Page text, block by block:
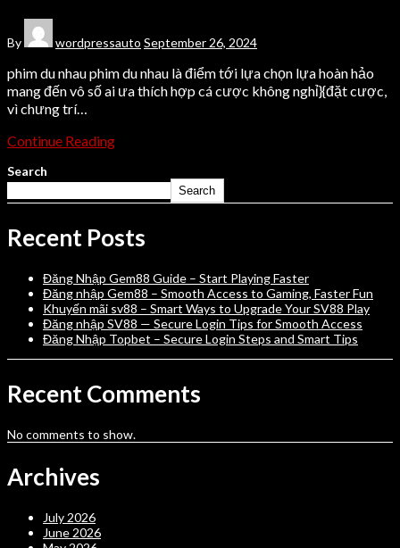
By wordpressauto September 26, 2024
phim du nhau phim du nhau là điểm tới lựa chọn lựa hoàn hảo
mang đến vô số ai ưa thích hợp cá cược không nghỉ}{đặt cược,
vì chưng trí…
Continue Reading
Search
Search
Recent Posts
Đăng Nhập Gem88 Guide – Start Playing Faster
Đăng nhập Gem88 – Smooth Access to Gaming, Faster Fun
Khuyến mãi sv88 – Smart Ways to Upgrade Your SV88 Play
Đăng nhập SV88 — Secure Login Tips for Smooth Access
Đăng Nhập Topbet – Secure Login Steps and Smart Tips
Recent Comments
No comments to show.
Archives
July 2026
June 2026